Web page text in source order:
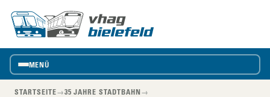
MENÜ
STARTSEITE→35 JAHRE STADTBAHN→